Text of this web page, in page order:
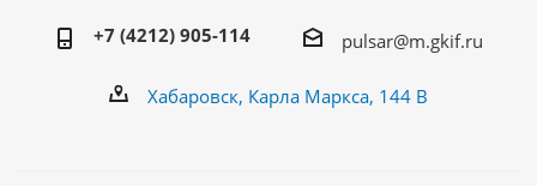
+7 (4212) 905-114 pulsar@m.gkif.ru
Хабаровск, Карла Маркса, 144 В